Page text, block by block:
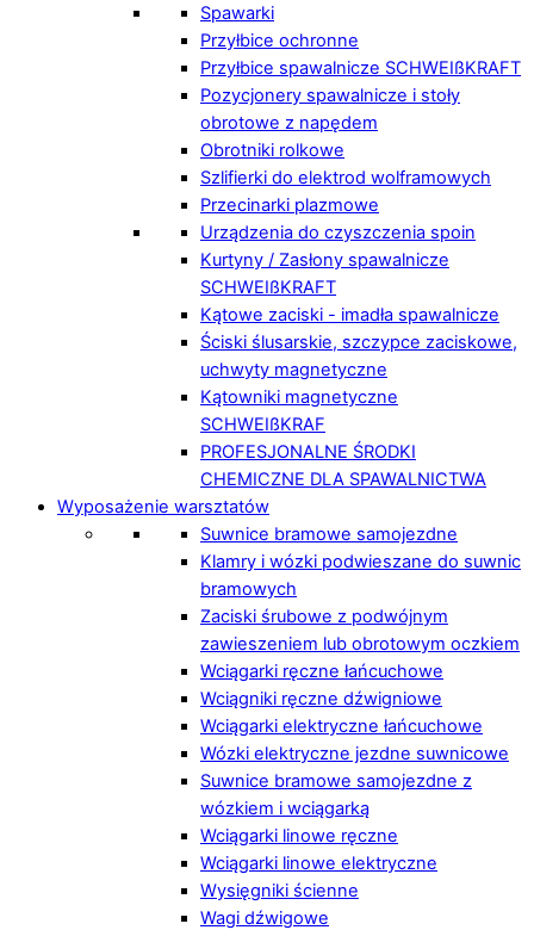
Spawarki
Przyłbice ochronne
Przyłbice spawalnicze SCHWEIßKRAFT
Pozycjonery spawalnicze i stoły
obrotowe z napędem
Obrotniki rolkowe
Szlifierki do elektrod wolframowych
Przecinarki plazmowe
Urządzenia do czyszczenia spoin
Kurtyny / Zasłony spawalnicze
SCHWEIßKRAFT
Kątowe zaciski - imadła spawalnicze
Ściski ślusarskie, szczypce zaciskowe,
uchwyty magnetyczne
Kątowniki magnetyczne
SCHWEIßKRAF
PROFESJONALNE ŚRODKI
CHEMICZNE DLA SPAWALNICTWA
Wyposażenie warsztatów
Suwnice bramowe samojezdne
Klamry i wózki podwieszane do suwnic
bramowych
Zaciski śrubowe z podwójnym
zawieszeniem lub obrotowym oczkiem
Wciągarki ręczne łańcuchowe
Wciągniki ręczne dźwigniowe
Wciągarki elektryczne łańcuchowe
Wózki elektryczne jezdne suwnicowe
Suwnice bramowe samojezdne z
wózkiem i wciągarką
Wciągarki linowe ręczne
Wciągarki linowe elektryczne
Wysięgniki ścienne
Wagi dźwigowe